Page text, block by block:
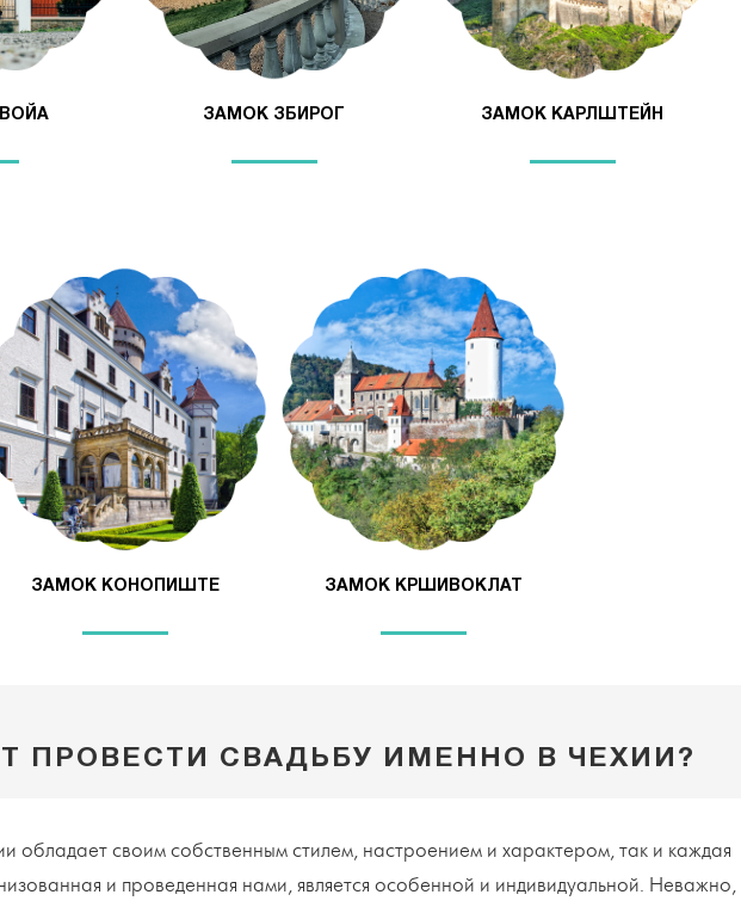
ЗАМОК ЗБИРОГ ЗАМОК КАРЛШТЕЙН
ЗАМОК КОНОПИШТЕ ЗАМОК КРШИВОКЛАТ
ПРОВЕСТИ СВАДЬБУ ИМЕННО В ЧЕХИИ?
обладает своим собственным стилем, настроением и характером, так и каждая
и проведенная нами, является особенной и индивидуальной. Неважно,